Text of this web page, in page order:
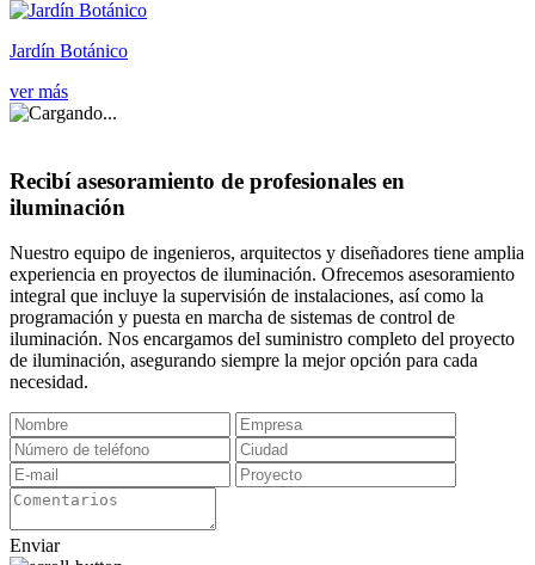
Jardín Botánico
ver más
Recibí asesoramiento de profesionales en
iluminación
Nuestro equipo de ingenieros, arquitectos y diseñadores tiene amplia
experiencia en proyectos de iluminación. Ofrecemos asesoramiento
integral que incluye la supervisión de instalaciones, así como la
programación y puesta en marcha de sistemas de control de
iluminación. Nos encargamos del suministro completo del proyecto
de iluminación, asegurando siempre la mejor opción para cada
necesidad.
Enviar